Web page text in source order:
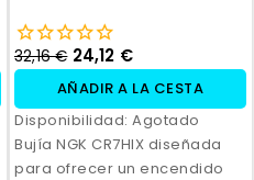
32,16 € 24,12 €
AÑADIR A LA CESTA
Disponibilidad: Agotado
Bujía NGK CR7HIX diseñada
para ofrecer un encendido